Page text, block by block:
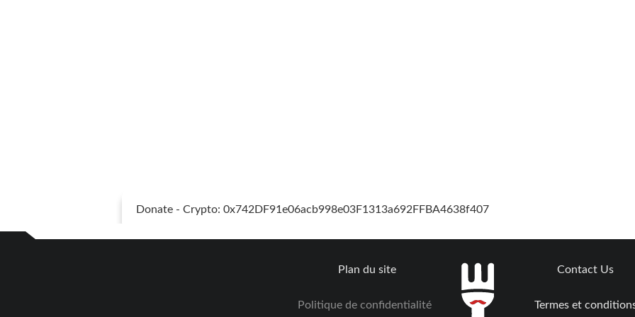
Donate - Crypto: 0x742DF91e06acb998e03F1313a692FFBA4638f407
Plan du site
Politique de confidentialité
Contact Us
Termes et